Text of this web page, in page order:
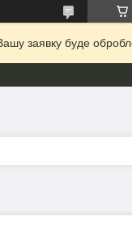
заявку буде